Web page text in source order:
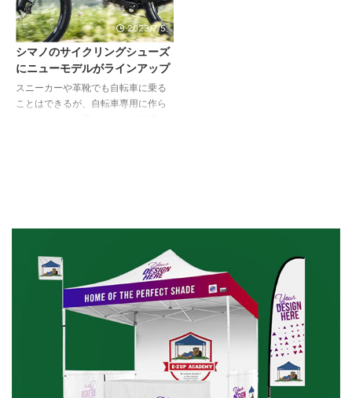
2023/7/5
シマノのサイクリングシューズ
にニューモデルがラインアップ
スニーカーや革靴でも自転車に乗る
ことはできるが、自転車専用に作ら
SHIMANO EX500 スポーティなスタ
ーリングシューズ。 ライディング中
でも歩行時でも、高いグリップ力を
備えたULTREAD EXを採用。メッシ
ュアッパーとミッドソールにリサイ